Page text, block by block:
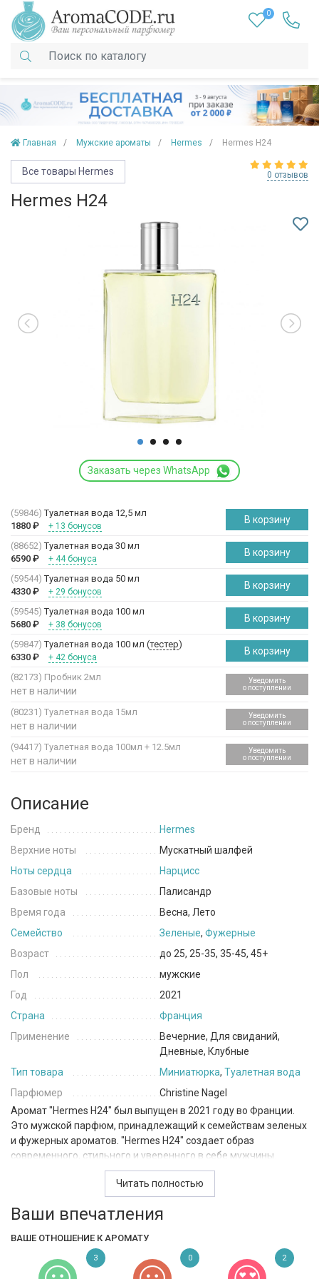
0
Главная Мужские ароматы Hermes Hermes H24
Все товары Hermes 0 отзывов
Hermes H24
Заказать через WhatsApp
(59846) Туалетная вода 12,5 мл
1880 ₽ + 13 бонусов
В корзину
(88652) Туалетная вода 30 мл
6590 ₽ + 44 бонуса
В корзину
(59544) Туалетная вода 50 мл
4330 ₽ + 29 бонусов
В корзину
(59545) Туалетная вода 100 мл
5680 ₽ + 38 бонусов
В корзину
(59847) Туалетная вода 100 мл (тестер)
6330 ₽ + 42 бонуса
В корзину
(82173) Пробник 2мл
нет в наличии
Уведомить
о поступлении
(80231) Туалетная вода 15мл
нет в наличии
Уведомить
о поступлении
(94417) Туалетная вода 100мл + 12.5мл
нет в наличии
Уведомить
о поступлении
Описание
Бренд
Hermes
Верхние ноты
Мускатный шалфей
Ноты сердца
Нарцисс
Базовые ноты
Палисандр
Время года
Весна, Лето
Семейство
Зеленые, Фужерные
Возраст
до 25, 25-35, 35-45, 45+
Пол
мужские
Год
2021
Страна
Франция
Применение
Вечерние, Для свиданий,
Дневные, Клубные
Тип товара
Миниатюрка, Туалетная вода
Парфюмер
Christine Nagel
Аромат "Hermes H24" был выпущен в 2021 году во Франции.
Это мужской парфюм, принадлежащий к семействам зеленых
и фужерных ароматов. "Hermes H24" создает образ
современного, стильного и уверенного в себе мужчины.
Верхние ноты "Hermes H24" открываются мускатным
шалфеем. Эта свежая и ароматная нота придает парфюму
элегантность и яркость. Мускатный шалфей вносит
сердце аромата раскрывается нарцисс. Эта нота добавляет
аромату цветочные оттенки, придавая ему нежность и
изящество. Нарцисс создает элегантное и привлекательное
Читать полностью
Ваши впечатления
ВАШЕ ОТНОШЕНИЕ К АРОМАТУ
3 0 2